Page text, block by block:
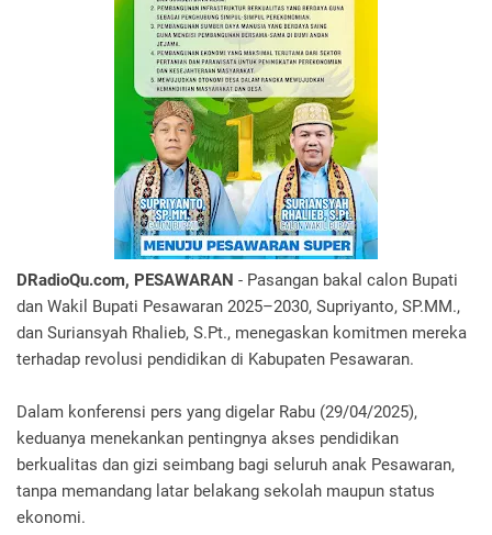
DRadioQu.com, PESAWARAN - Pasangan bakal calon Bupati
dan Wakil Bupati Pesawaran 2025–2030, Supriyanto, SP.MM.,
dan Suriansyah Rhalieb, S.Pt., menegaskan komitmen mereka
terhadap revolusi pendidikan di Kabupaten Pesawaran.
Dalam konferensi pers yang digelar Rabu (29/04/2025),
keduanya menekankan pentingnya akses pendidikan
berkualitas dan gizi seimbang bagi seluruh anak Pesawaran,
tanpa memandang latar belakang sekolah maupun status
ekonomi.